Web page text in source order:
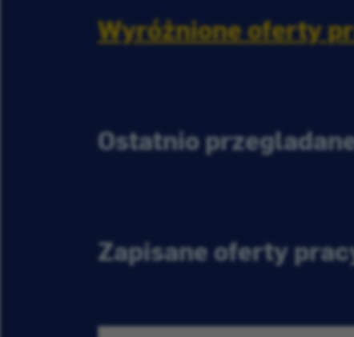
Wyróżnione oferty
Ostatnio
Zapisane oferty